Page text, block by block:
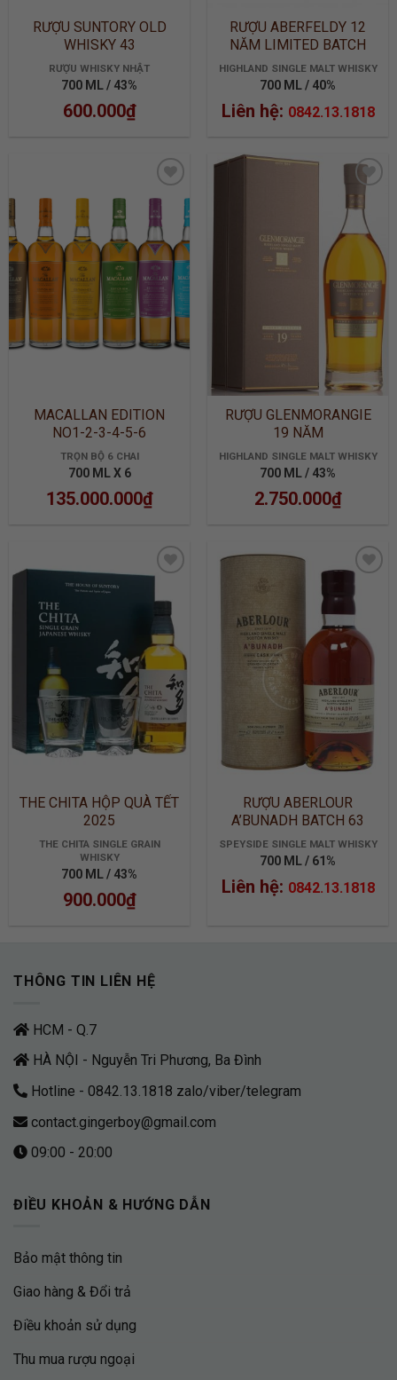
RƯỢU SUNTORY OLD
WHISKY 43
RƯỢU WHISKY NHẬT
700 ML / 43%
600.000₫
RƯỢU ABERFELDY 12
NĂM LIMITED BATCH
2905
HIGHLAND SINGLE MALT WHISKY
700 ML / 40%
Liên hệ: 0842.13.1818
ADD TO
WISHLIST
MACALLAN EDITION
NO1-2-3-4-5-6
TRỌN BỘ 6 CHAI
700 ML X 6
135.000.000₫
ADD TO
WISHLIST
RƯỢU GLENMORANGIE
19 NĂM
HIGHLAND SINGLE MALT WHISKY
700 ML / 43%
2.750.000₫
WISHLIST
THE CHITA HỘP QUÀ TẾT
2025
THE CHITA SINGLE GRAIN
WHISKY
700 ML / 43%
900.000₫
ADD TO
WISHLIST
RƯỢU ABERLOUR
A’BUNADH BATCH 63
SPEYSIDE SINGLE MALT WHISKY
700 ML / 61%
Liên hệ: 0842.13.1818
THÔNG TIN LIÊN HỆ
HCM - Q.7
HÀ NỘI - Nguyễn Tri Phương, Ba Đình
Hotline - 0842.13.1818 zalo/viber/telegram
contact.gingerboy@gmail.com
09:00 - 20:00
ĐIỀU KHOẢN & HƯỚNG DẪN
Bảo mật thông tin
Giao hàng & Đổi trả
Điều khoản sử dụng
Thu mua rượu ngoại